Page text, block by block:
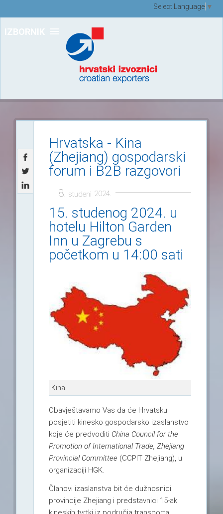
IZBORNIK
Select Language ▼
Hrvatska - Kina
(Zhejiang) gospodarski
forum i B2B razgovori
8. studeni 2024.
15. studenog 2024. u
hotelu Hilton Garden
Inn u Zagrebu s
početkom u 14:00 sati
Kina
Obavještavamo Vas da će Hrvatsku
posjetiti kinesko gospodarsko izaslanstvo
koje će predvoditi China Council for the
Promotion of International Trade, Zhejiang
Provincial Committee (CCPIT Zhejiang), u
organizaciji HGK.
Članovi izaslanstva bit će dužnosnici
provincije Zhejiang i predstavnici 15-ak